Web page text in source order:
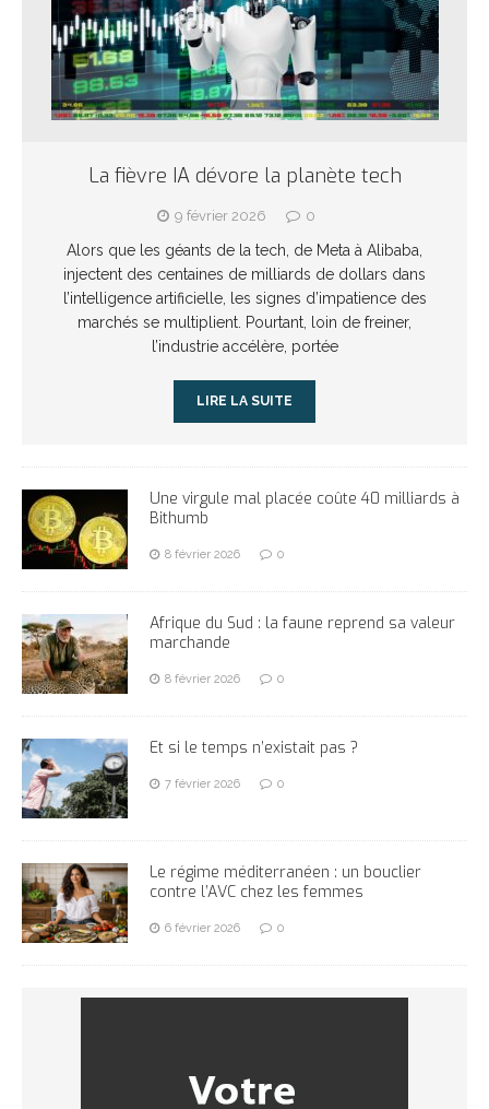
La fièvre IA dévore la planète tech
9 février 2026 0
Alors que les géants de la tech, de Meta à Alibaba,
injectent des centaines de milliards de dollars dans
l’intelligence artificielle, les signes d’impatience des
marchés se multiplient. Pourtant, loin de freiner,
l’industrie accélère, portée
LIRE LA SUITE
Une virgule mal placée coûte 40 milliards à
Bithumb
8 février 2026 0
Afrique du Sud : la faune reprend sa valeur
marchande
8 février 2026 0
Et si le temps n’existait pas ?
7 février 2026 0
Le régime méditerranéen : un bouclier
contre l’AVC chez les femmes
6 février 2026 0